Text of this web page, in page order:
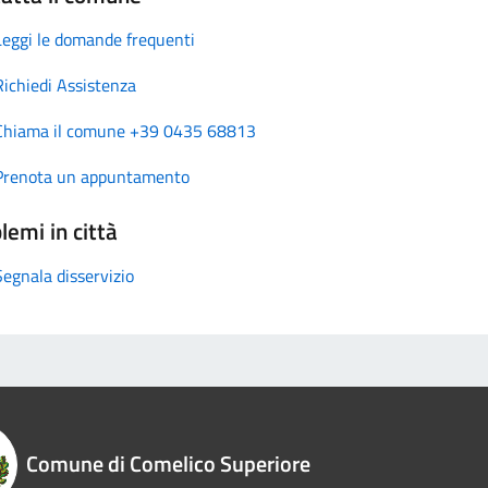
le domande frequenti
Assistenza
il comune +39 0435 68813
un appuntamento
in città
disservizio
Comune di Comelico Superiore